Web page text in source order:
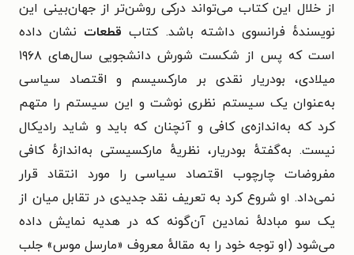
از خلال این کتاب می‌تواند درکی روشن‌تر از جهان‌بینی این
نویسندهٔ فرانسوی داشته باشد.کتاب قطعات نشان داده
است که پس از شکست شورش دانشجویی سال‌های ۱۹۶۸
میلادی، بودریار نقدی بر مارکسیسم و اقتصاد سیاسی
به‌عنوان یک سیستم نظری نوشت و این سیستم را متهم
کرد که به‌اندازه‌ی کافی و آنچنان که باید و شاید رادیکال
نیست. به‌گفتهٔ بودریار، نظریهٔ مارکسیستی به‌‌اندازهٔ کافی
مفروضات چارچوب اقتصاد سیاسی را مورد انتقاد قرار
نمی‌داد. او شروع کرد به تعریف نقد جدیدی در تقابل میان از
یک سو مبادلهٔ نمادین آن‌گونه که در هدیه نمایش داده
می‌شود (او توجه خود را به مقالهٔ معروف «مارسل موس» جلب